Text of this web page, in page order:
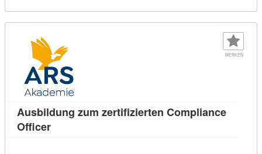
MERKEN
Ausbildung zum zertifizierten Compliance
OfficerKursdetail: Ausbildung zum zertifizierten